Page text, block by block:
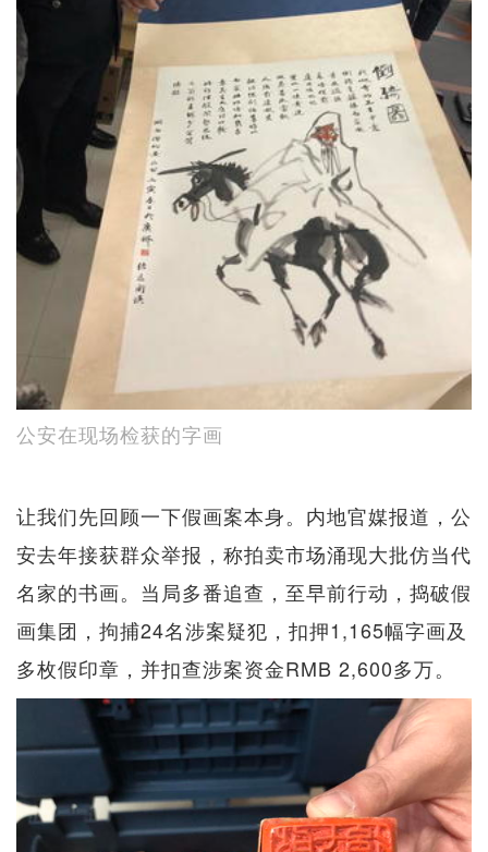
公安在现场检获的字画
让我们先回顾一下假画案本身。内地官媒报道，公
安去年接获群众举报，称拍卖市场涌现大批仿当代
名家的书画。当局多番追查，至早前行动，捣破假
画集团，拘捕24名涉案疑犯，扣押1,165幅字画及
多枚假印章，并扣查涉案资金RMB 2,600多万。